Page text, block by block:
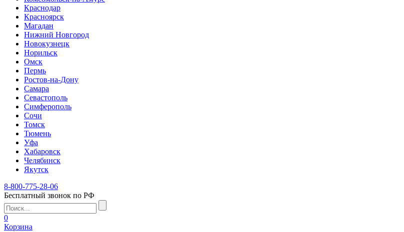
Краснодар
Красноярск
Магадан
Нижний Новгород
Новокузнецк
Норильск
Омск
Пермь
Ростов-на-Дону
Самара
Севастополь
Симферополь
Сочи
Томск
Тюмень
Уфа
Хабаровск
Челябинск
Якутск
8-800-775-28-06
Бесплатный звонок по РФ
0
Корзина